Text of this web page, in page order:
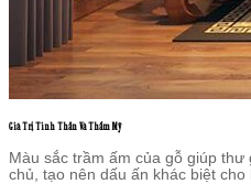
Giá Trị Tinh Thần Và Thẩm Mỹ
Màu sắc trầm ấm của gỗ giúp
chủ, tạo nên dấu ấn khác biệt cho